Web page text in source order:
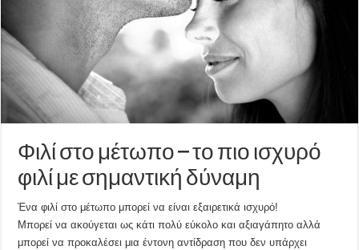
Φιλί στο μέτωπο – το πιο ισχυρό
φιλί με σημαντική δύναμη
Ένα φιλί στο μέτωπο μπορεί να είναι εξαιρετικά ισχυρό!
Μπορεί να ακούγεται ως κάτι πολύ εύκολο και αξιαγάπητο αλλά
μπορεί να προκαλέσει μια έντονη αντίδραση που δεν υπάρχει